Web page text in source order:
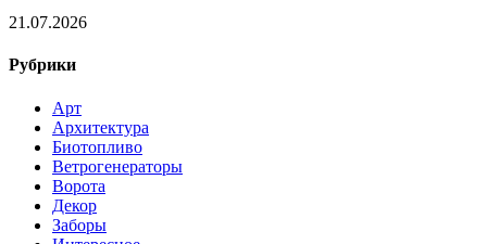
21.07.2026
Рубрики
Арт
Архитектура
Биотопливо
Ветрогенераторы
Ворота
Декор
Заборы